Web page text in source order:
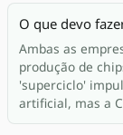
O que devo
Ambas as
produção de
'superciclo'
artificial, mas a